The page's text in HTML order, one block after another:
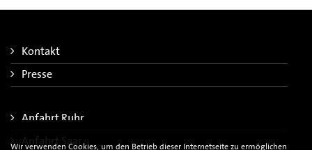
Kontakt
Presse
Anfahrt Ruhr
Anfahrt Saar
Wir verwenden Cookies, um den Betrieb dieser Internetseite zu ermöglichen